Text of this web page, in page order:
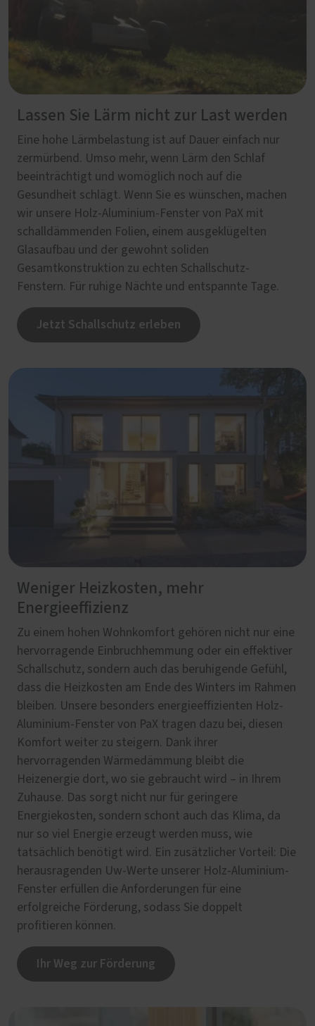
Lassen Sie Lärm nicht zur Last werden
Eine hohe Lärmbelastung ist auf Dauer einfach nur
zermürbend. Umso mehr, wenn Lärm den Schlaf
beeinträchtigt und womöglich noch auf die
Gesundheit schlägt. Wenn Sie es wünschen, machen
wir unsere Holz-Aluminium-Fenster von PaX mit
schalldämmenden Folien, einem ausgeklügelten
Glasaufbau und der gewohnt soliden
Gesamtkonstruktion zu echten Schallschutz-
Fenstern. Für ruhige Nächte und entspannte Tage.
Jetzt Schallschutz erleben
Weniger Heizkosten, mehr
Energieeffizienz
Zu einem hohen Wohnkomfort gehören nicht nur eine
hervorragende Einbruchhemmung oder ein effektiver
Schallschutz, sondern auch das beruhigende Gefühl,
dass die Heizkosten am Ende des Winters im Rahmen
bleiben. Unsere besonders energieeffizienten Holz-
Aluminium-Fenster von PaX tragen dazu bei, diesen
Komfort weiter zu steigern. Dank ihrer
hervorragenden Wärmedämmung bleibt die
Heizenergie dort, wo sie gebraucht wird – in Ihrem
Zuhause. Das sorgt nicht nur für geringere
Energiekosten, sondern schont auch das Klima, da
nur so viel Energie erzeugt werden muss, wie
tatsächlich benötigt wird. Ein zusätzlicher Vorteil: Die
herausragenden Uw-Werte unserer Holz-Aluminium-
Fenster erfüllen die Anforderungen für eine
erfolgreiche Förderung, sodass Sie doppelt
profitieren können.
Ihr Weg zur Förderung